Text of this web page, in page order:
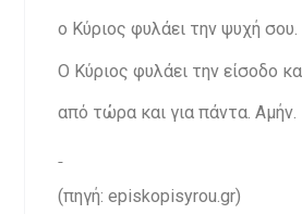
ο Κύριος φυλάει την ψυχή σου.
Ο Κύριος φυλάει την είσοδο
από τώρα και για πάντα. Αμήν.
(πηγή: episkopisyrou.gr)